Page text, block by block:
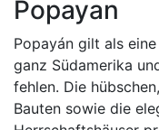
Popayan
Popayán gilt als
ganz Südamerika
fehlen. Die
Bauten sowie die